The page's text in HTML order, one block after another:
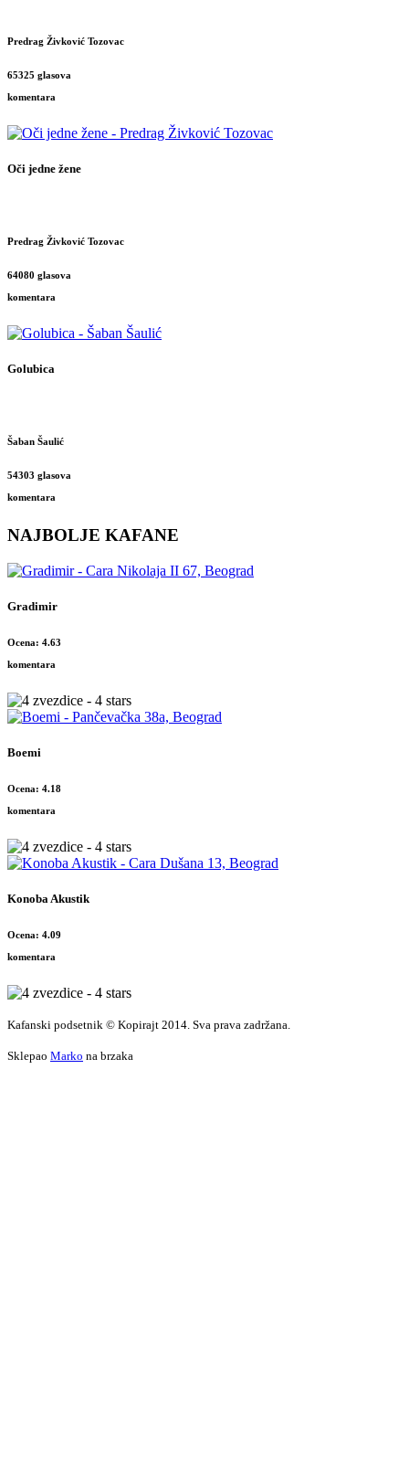
Predrag Živković Tozovac
65325 glasova
komentara
Oči jedne žene
Predrag Živković Tozovac
64080 glasova
komentara
Golubica
Šaban Šaulić
54303 glasova
komentara
NAJBOLJE KAFANE
Gradimir
Ocena: 4.63
komentara
Boemi
Ocena: 4.18
komentara
Konoba Akustik
Ocena: 4.09
komentara
Kafanski podsetnik © Kopirajt 2014. Sva prava zadržana.
Sklepao Marko na brzaka